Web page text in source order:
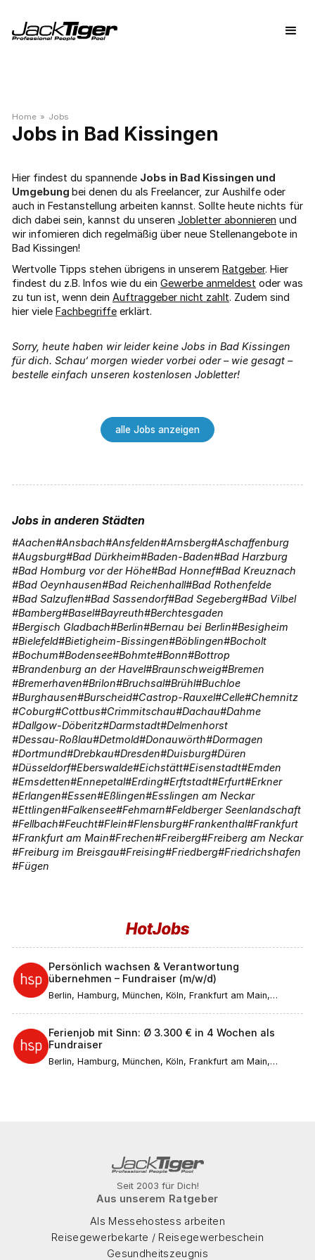
Home » Jobs
Bad Kissingen
Hier findest du spannende Jobs in Bad Kissingen und
Umgebung bei denen du als Freelancer, zur Aushilfe oder
auch in Festanstellung arbeiten kannst. Sollte heute nichts für
dich dabei sein, kannst du unseren Jobletter abonnieren und
wir infomieren dich regelmäßig über neue Stellenangebote in
Bad Kissingen!
Wertvolle Tipps stehen übrigens in unserem Ratgeber. Hier
findest du z.B. Infos wie du ein Gewerbe anmeldest oder was
zu tun ist, wenn dein Auftraggeber nicht zahlt. Zudem sind
hier viele Fachbegriffe erklärt.
Sorry, heute haben wir leider keine Jobs in Bad Kissingen
für dich. Schau‘ morgen wieder vorbei oder – wie gesagt –
bestelle einfach unseren kostenlosen Jobletter!
alle Jobs anzeigen
Jobs in anderen Städten
Aachen Ansbach Ansfelden Arnsberg Aschaffenburg
Augsburg Bad Dürkheim Baden-Baden Bad Harzburg
Bad Homburg vor der Höhe Bad Honnef Bad Kreuznach
Bad Oeynhausen Bad Reichenhall Bad Rothenfelde
Bad Salzuflen Bad Sassendorf Bad Segeberg Bad Vilbel
Bamberg Basel Bayreuth Berchtesgaden
Bergisch Gladbach Berlin Bernau bei Berlin Besigheim
Bielefeld Bietigheim-Bissingen Böblingen Bocholt
Bochum Bodensee Bohmte Bonn Bottrop
Brandenburg an der Havel Braunschweig Bremen
Bremerhaven Brilon Bruchsal Brühl Buchloe
Burghausen Burscheid Castrop-Rauxel Celle Chemnitz
Coburg Cottbus Crimmitschau Dachau Dahme
Dallgow-Döberitz Darmstadt Delmenhorst
Dessau-Roßlau Detmold Donauwörth Dormagen
Dortmund Drebkau Dresden Duisburg Düren
Düsseldorf Eberswalde Eichstätt Eisenstadt Emden
Emsdetten Ennepetal Erding Erftstadt Erfurt Erkner
Erlangen Essen Eßlingen Esslingen am Neckar
Ettlingen Falkensee Fehmarn Feldberger Seenlandschaft
Fellbach Feucht Flein Flensburg Frankenthal Frankfurt
Frankfurt am Main Frechen Freiberg Freiberg am Neckar
Freiburg im Breisgau Freising Friedberg Friedrichshafen
Fügen
Persönlich wachsen & Verantwortung
übernehmen – Fundraiser (m/w/d)
Berlin, Hamburg, München, Köln, Frankfurt am Main,
Dresden, Hannover, Nürnberg, Duisburg, Bochum,
Wuppertal, Bielefeld, Bonn, Mannheim, Karlsruhe, Münster,
Augsburg, Aachen, Wiesbaden, Gelsenkirchen,
Mönchengladbach, Braunschweig, Kiel, Chemnitz, Halle
(Saale), Magdeburg, Freiburg im Breisgau, Krefeld, Mainz,
Lübeck, Erfurt, Rostock, Kassel, Saarbrücken, Potsdam,
Ferienjob mit Sinn: Ø 3.300 € in 4 Wochen als
Fundraiser
Berlin, Hamburg, München, Köln, Frankfurt am Main,
Ulm, Ingolstadt, Bamberg, Passau
Seit 2003 für Dich!
Aus unserem Ratgeber
Als Messehostess arbeiten
Reisegewerbekarte / Reisegewerbeschein
Gesundheitszeugnis